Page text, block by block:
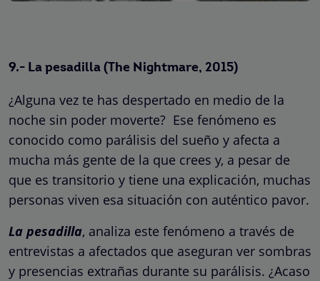
9.- La pesadilla (The Nightmare, 2015)
¿Alguna vez te has despertado en medio de la
noche sin poder moverte? Ese fenómeno es
conocido como parálisis del sueño y afecta a
mucha más gente de la que crees y, a pesar de
que es transitorio y tiene una explicación, muchas
personas viven esa situación con auténtico pavor.
La pesadilla, analiza este fenómeno a través de
entrevistas a afectados que aseguran ver sombras
y presencias extrañas durante su parálisis. ¿Acaso